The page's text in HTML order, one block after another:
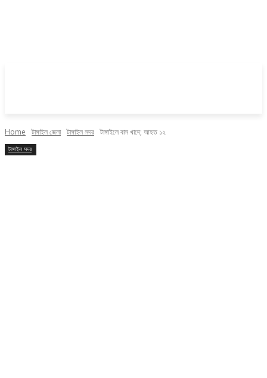
Home টাঙ্গাইল জেলা টাঙ্গাইল সদর টাঙ্গাইলে বাস খাদে; আহত ১২
টাঙ্গাইল সদর